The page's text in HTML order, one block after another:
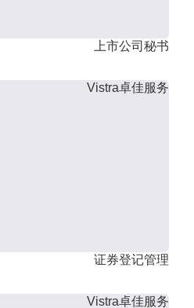
上市公司秘书
Vistra卓佳服务
证券登记管理
Vistra卓佳服务